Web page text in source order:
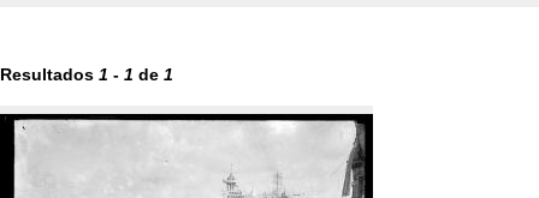
Resultados 1 - 1 de 1